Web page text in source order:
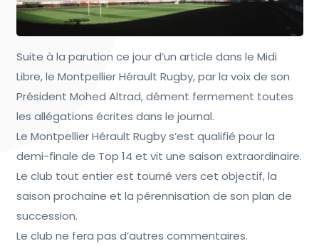
Suite à la parution ce jour d’un article dans le Midi
Libre, le Montpellier Hérault Rugby, par la voix de son
Président Mohed Altrad, dément fermement toutes
les allégations écrites dans le journal.
Le Montpellier Hérault Rugby s’est qualifié pour la
demi-finale de Top 14 et vit une saison extraordinaire.
Le club tout entier est tourné vers cet objectif, la
saison prochaine et la pérennisation de son plan de
succession.
Le club ne fera pas d’autres commentaires.